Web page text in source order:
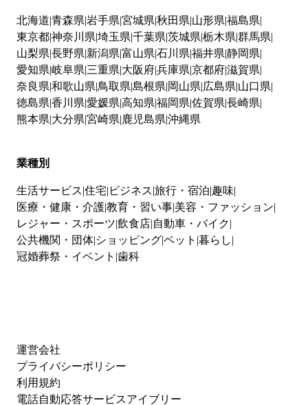
北海道 青森県 岩手県 宮城県 秋田県 山形県 福島県
東京都神奈川県 埼玉県 千葉県 茨城県 栃木県 群馬県
山梨県 長野県 新潟県 富山県 石川県 福井県 静岡県
愛知県 岐阜県 三重県 大阪府兵庫県 京都府滋賀県
奈良県 和歌山県 鳥取県 島根県 岡山県 広島県 山口県
徳島県 香川県 愛媛県 高知県 福岡県 佐賀県 長崎県
熊本県 大分県 宮崎県 鹿児島県 沖縄県
業種別
生活サービス 住宅 ビジネス 旅行・宿泊 趣味
医療・健康・介護教育・習い事 美容・ファッション
レジャー・スポーツ 飲食店 自動車・バイク
公共機関・団体 ショッピングペット 暮らし
冠婚葬祭・イベント 歯科
運営会社
プライバシーポリシー
利用規約
電話自動応答サービスアイブリー